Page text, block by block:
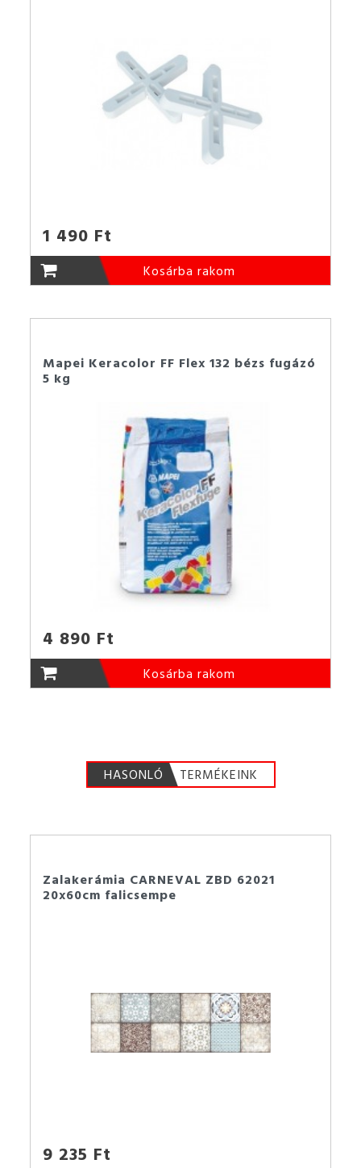
1 490 Ft
Kosárba rakom
Mapei Keracolor FF Flex 132 bézs fugázó
5 kg
4 890 Ft
Kosárba rakom
HASONLÓ TERMÉKEINK
Zalakerámia CARNEVAL ZBD 62021
20x60cm falicsempe
9 235 Ft